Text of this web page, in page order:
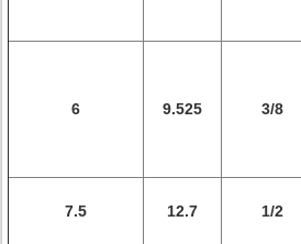
6 9.525 3/8
7.5 12.7 1/2